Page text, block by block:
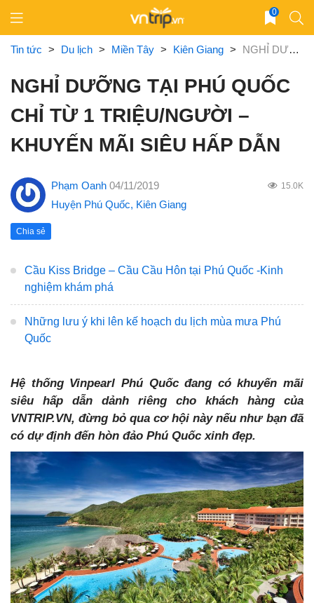
content
0
Tin tức > Du lịch > Miền Tây > Kiên Giang > NGHỈ DƯỠNG TẠI PHÚ QUỐC CHỈ TỪ 1 TRIỆU/NGƯỜI – KHUYẾN MÃI SIÊU HẤP DẪN
NGHỈ DƯỠNG TẠI PHÚ QUỐC
CHỈ TỪ 1 TRIỆU/NGƯỜI –
KHUYẾN MÃI SIÊU HẤP DẪN
Phạm Oanh 04/11/2019 15.0K
Huyện Phú Quốc, Kiên Giang
Chia sẻ
Cầu Kiss Bridge – Cầu Cầu Hôn tại Phú Quốc -Kinh
nghiệm khám phá
Những lưu ý khi lên kế hoạch du lịch mùa mưa Phú
Quốc
Hệ thống Vinpearl Phú Quốc đang có khuyến mãi
siêu hấp dẫn dảnh riêng cho khách hàng của
VNTRIP.VN, đừng bỏ qua cơ hội này nếu như bạn đã
có dự định đến hòn đảo Phú Quốc xinh đẹp.